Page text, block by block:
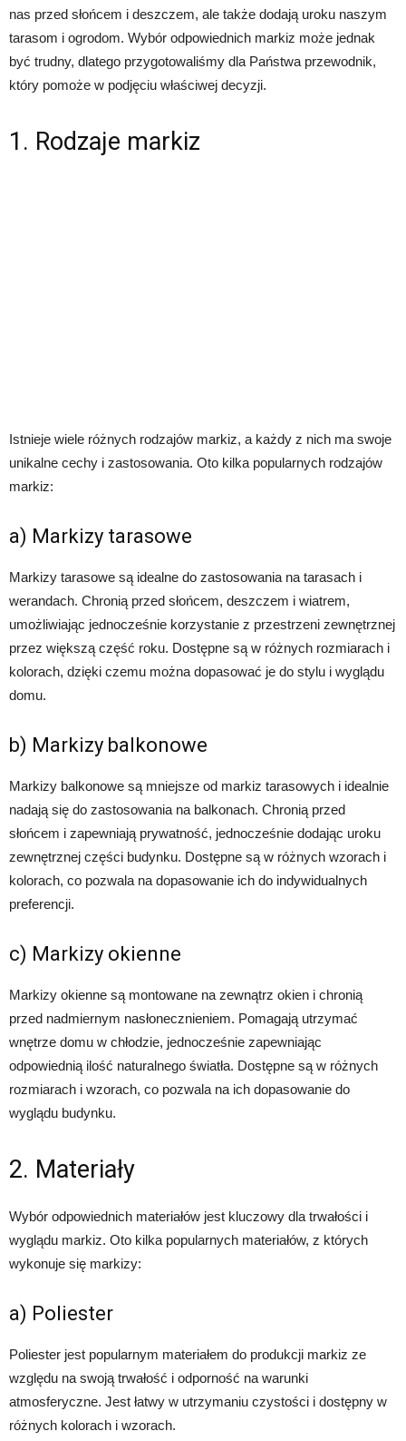
nas przed słońcem i deszczem, ale także dodają uroku naszym
tarasom i ogrodom. Wybór odpowiednich markiz może jednak
być trudny, dlatego przygotowaliśmy dla Państwa przewodnik,
który pomoże w podjęciu właściwej decyzji.
1. Rodzaje markiz
Istnieje wiele różnych rodzajów markiz, a każdy z nich ma swoje
unikalne cechy i zastosowania. Oto kilka popularnych rodzajów
markiz:
a) Markizy tarasowe
Markizy tarasowe są idealne do zastosowania na tarasach i
werandach. Chronią przed słońcem, deszczem i wiatrem,
umożliwiając jednocześnie korzystanie z przestrzeni zewnętrznej
przez większą część roku. Dostępne są w różnych rozmiarach i
kolorach, dzięki czemu można dopasować je do stylu i wyglądu
domu.
b) Markizy balkonowe
Markizy balkonowe są mniejsze od markiz tarasowych i idealnie
nadają się do zastosowania na balkonach. Chronią przed
słońcem i zapewniają prywatność, jednocześnie dodając uroku
zewnętrznej części budynku. Dostępne są w różnych wzorach i
kolorach, co pozwala na dopasowanie ich do indywidualnych
preferencji.
c) Markizy okienne
Markizy okienne są montowane na zewnątrz okien i chronią
przed nadmiernym nasłonecznieniem. Pomagają utrzymać
wnętrze domu w chłodzie, jednocześnie zapewniając
odpowiednią ilość naturalnego światła. Dostępne są w różnych
rozmiarach i wzorach, co pozwala na ich dopasowanie do
wyglądu budynku.
2. Materiały
Wybór odpowiednich materiałów jest kluczowy dla trwałości i
wyglądu markiz. Oto kilka popularnych materiałów, z których
wykonuje się markizy:
a) Poliester
Poliester jest popularnym materiałem do produkcji markiz ze
względu na swoją trwałość i odporność na warunki
atmosferyczne. Jest łatwy w utrzymaniu czystości i dostępny w
różnych kolorach i wzorach.